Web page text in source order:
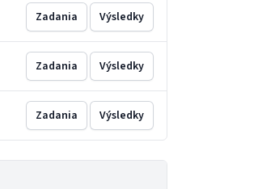
Zadania Výsledky
Zadania Výsledky
Zadania Výsledky